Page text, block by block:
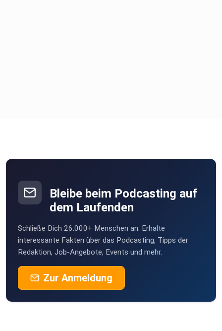
Bleibe beim Podcasting auf
dem Laufenden
Schließe Dich 26.000+ Menschen an. Erhalte
interessante Fakten über das Podcasting, Tipps der
Redaktion, Job-Angebote, Events und mehr.
Zur Anmeldung